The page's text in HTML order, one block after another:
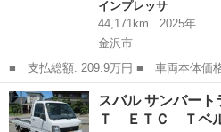
インプレッサ
44,171km
2025年
金沢市
■ 支払総額: 209.9万円 ■ 車両本体価格： 1,969,000 円 ■ メーカ
ー名： スバル ■ 車種名： インプ
Ｔ スマートエディション １１．６イ
ョンディス...
石川 金沢市 インプレッサ
スバル サンバー
Ｔ ＥＴＣ Ｔベ